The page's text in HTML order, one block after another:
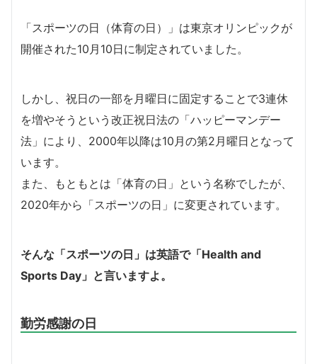
「スポーツの日（体育の日）」は東京オリンピックが
開催された10月10日に制定されていました。
しかし、祝日の一部を月曜日に固定することで3連休
を増やそうという改正祝日法の「ハッピーマンデー
法」により、2000年以降は10月の第2月曜日となって
います。
また、もともとは「体育の日」という名称でしたが、
2020年から「スポーツの日」に変更されています。
そんな「スポーツの日」は英語で「Health and
Sports Day」と言いますよ。
勤労感謝の日